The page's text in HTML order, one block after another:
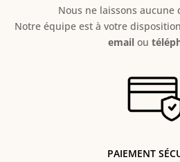
Nous ne laissons aucune
Notre équipe est à votre
emailou
PAIEMENT